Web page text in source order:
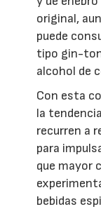
original,
puede
tipo gin-
alcohol de
Con esta
la
recurren a
para
que mayor
bebidas